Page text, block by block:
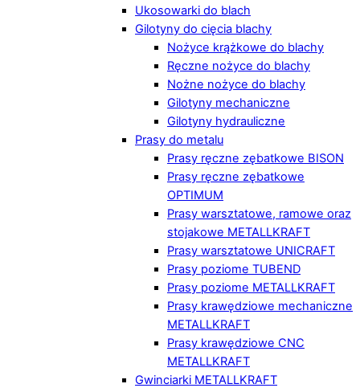
Ukosowarki do blach
Gilotyny do cięcia blachy
Nożyce krążkowe do blachy
Ręczne nożyce do blachy
Nożne nożyce do blachy
Gilotyny mechaniczne
Gilotyny hydrauliczne
Prasy do metalu
Prasy ręczne zębatkowe BISON
Prasy ręczne zębatkowe
OPTIMUM
Prasy warsztatowe, ramowe oraz
stojakowe METALLKRAFT
Prasy warsztatowe UNICRAFT
Prasy poziome TUBEND
Prasy poziome METALLKRAFT
Prasy krawędziowe mechaniczne
METALLKRAFT
Prasy krawędziowe CNC
METALLKRAFT
Gwinciarki METALLKRAFT